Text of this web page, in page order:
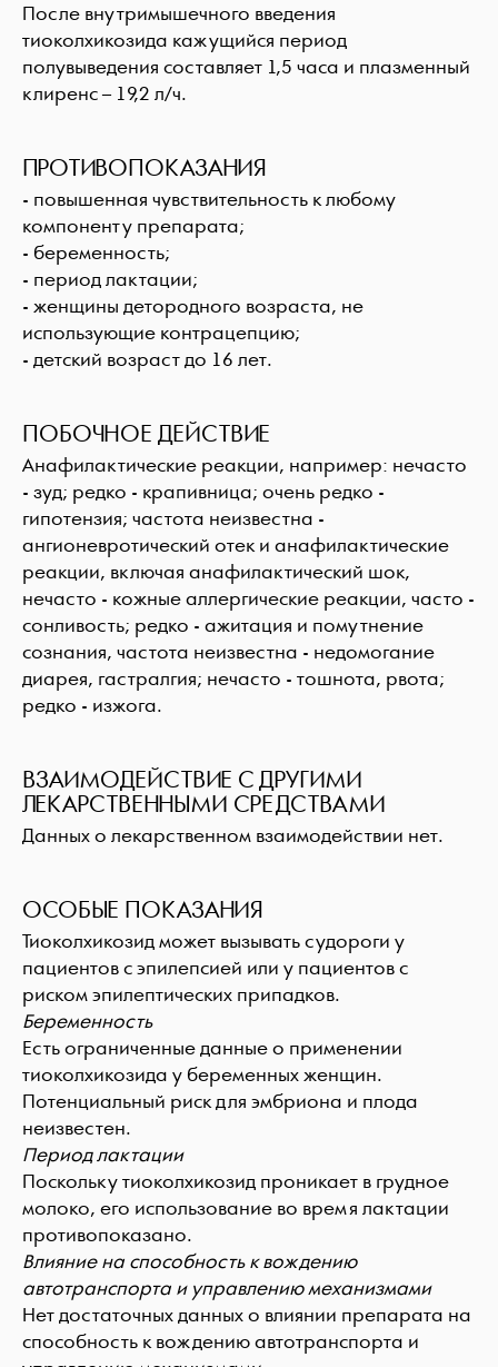
После внутримышечного введения
тиоколхикозида кажущийся период
полувыведения составляет 1,5 часа и плазменный
клиренс – 19,2 л/ч.
ПРОТИВОПОКАЗАНИЯ
- повышенная чувствительность к любому
компоненту препарата;
- беременность;
- период лактации;
- женщины детородного возраста, не
использующие контрацепцию;
- детский возраст до 16 лет.
ПОБОЧНОЕ ДЕЙСТВИЕ
Анафилактические реакции, например: нечасто
- зуд; редко - крапивница; очень редко -
гипотензия; частота неизвестна -
ангионевротический отек и анафилактические
реакции, включая анафилактический шок,
нечасто - кожные аллергические реакции, часто -
сонливость; редко - ажитация и помутнение
сознания, частота неизвестна - недомогание
диарея, гастралгия; нечасто - тошнота, рвота;
редко - изжога.
ВЗАИМОДЕЙСТВИЕ С ДРУГИМИ
ЛЕКАРСТВЕННЫМИ СРЕДСТВАМИ
Данных о лекарственном взаимодействии нет.
ОСОБЫЕ ПОКАЗАНИЯ
Тиоколхикозид может вызывать судороги у
пациентов с эпилепсией или у пациентов с
риском эпилептических припадков.
Беременность
Есть ограниченные данные о применении
тиоколхикозида у беременных женщин.
Потенциальный риск для эмбриона и плода
неизвестен.
Период лактации
Поскольку тиоколхикозид проникает в грудное
молоко, его использование во время лактации
противопоказано.
Влияние на способность к вождению
автотранспорта и управлению механизмами
Нет достаточных данных о влиянии препарата на
способность к вождению автотранспорта и